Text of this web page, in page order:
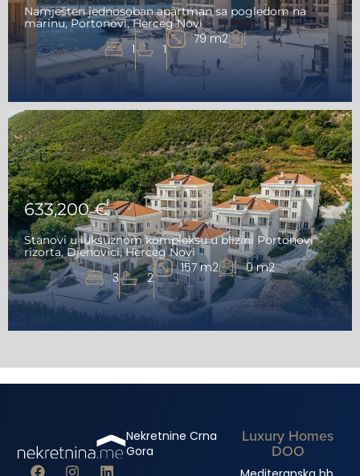
Namješten jednosoban apartman sa pogledom na
marinu, Portonovi, Herceg Novi
1 1
79 m2
633,200 €
Stanovi u luksuznom kompleksu u blizini Portonovi
rizorta, Djenovici, Herceg Novi
3 2
157 m2 0 m2
Nekretnine Crna
Gora
Luxury Homes
DOO